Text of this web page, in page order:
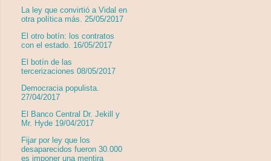
La ley que convirtió a Vidal en
otra política más. 25/05/2017
El otro botín: los contratos
con el estado. 16/05/2017
El botín de las
tercerizaciones 08/05/2017
Democracia populista.
27/04/2017
El Banco Central Dr. Jekill y
Mr. Hyde 19/04/2017
Fijar por ley que los
desaparecidos fueron 30.000
es imponer una mentira